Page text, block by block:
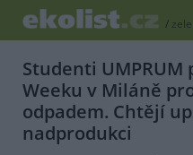
/
Studenti
Weeku v Miláně
odpadem. Chtějí
nadprodukci